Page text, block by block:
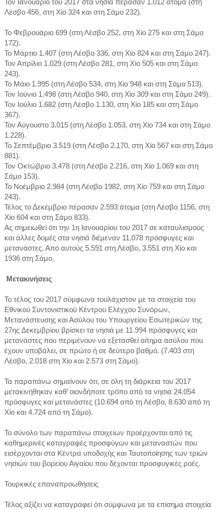
Τον Ιανουάριο του 2017 στα νησιά πέρασαν 1.012 άτομα (στη
Λέσβο 456, στη Χίο 324 και στη Σάμο 232).
Το Φεβρουάριο 699 (στη Λέσβο 252, στη Χίο 275 και στη Σάμο
172).
Το Μάρτιο 1.407 (στη Λέσβο 336, στη Χίο 824 και στη Σάμο 247).
Τον Απρίλιο 1.029 (στη Λέσβο 281, στη Χίο 505 και στη Σάμο
243).
Το Μάιο 1.995 (στη Λέσβο 534, στη Χίο 948 και στη Σάμο 513).
Τον Ιούνιο 1.498 (στη Λέσβο 940, στη Χίο 309 και στη Σάμο 249).
Τον Ιούλιο 1.682 (στη Λέσβο 1.130, στη Χίο 185 και στη Σάμο
367).
Τον Αύγουστο 3.015 (στη Λέσβο 1.053, στη Χίο 734 και στη Σάμο
1.228).
Το Σεπτέμβριο 3.519 (στη Λέσβο 2.170, στη Χίο 567 και στη Σάμο
881).
Τον Οκτώβριο 3.478 (στη Λέσβο 2.216, στη Χίο 1.069 και στη
Σάμο 153).
Το Νοέμβριο 2.984 (στη Λέσβο 1982, στη Χίο 759 και στη Σάμο
243).
Τέλος το Δεκέμβριο πέρασαν 2.593 άτομα (στη Λέσβο 1156, στη
Χίο 604 και στη Σάμο 833).
Ας σημειωθεί ότι την 1η Ιανουαρίου του 2017 σε καταυλισμούς
και άλλες δομές στα νησιά διέμεναν 11.078 πρόσφυγες και
μετανάστες. Από αυτούς 5.591 στη Λέσβο, 3.551 στη Χίο και
1936 στη Σάμο.
Μετακινήσεις
Το τέλος του 2017 σύμφωνα τουλάχιστον με τα στοιχεία του
Εθνικού Συντονιστικού Κέντρου Ελέγχου Συνόρων,
Μετανάστευσης και Ασύλου του Υπουργείου Εσωτερικών της
27ης Δεκεμβρίου βρίσκει τα νησιά με 11.994 πρόσφυγες και
μετανάστες που περιμένουν να εξετασθεί αίτημα ασύλου που
έχουν υποβάλει, σε πρώτο ή σε δεύτερο βαθμό. (7.403 στη
Λέσβο, 2.018 στη Χίο και 2.573 στη Σάμο).
Τα παραπάνω σημαίνουν ότι, σε όλη τη διάρκεια του 2017
μετακινήθηκαν καθ’ οιονδήποτε τρόπο από τα νησιά 24.054
πρόσφυγες και μετανάστες (10.694 από τη Λέσβο, 8.630 από τη
Χίο και 4.724 από τη Σάμο).
Το σύνολο των παραπάνω στοιχείων προέρχονται από τις
καθημερινές καταγραφές προσφύγων και μεταναστών που
εισέρχονται στα Κέντρα υποδοχής και Ταυτοποίησης των τριών
νησιών του βορείου Αιγαίου που δέχονται προσφυγικές ροές.
Τουρκικές επαναπροωθήσεις
Τέλος αξίζει να καταγραφεί ότι σύμφωνα με τα επίσημα στοιχεία